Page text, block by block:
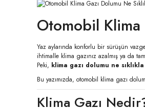
Otomobil Klima
Yaz aylarında konforlu bir sürüşün
ihtimalle klima gazınız azalmış ya da
Peki, klima gazı dolumu ne sıklıkla
Bu yazımızda, otomobil klima gazı
Klima Gazı